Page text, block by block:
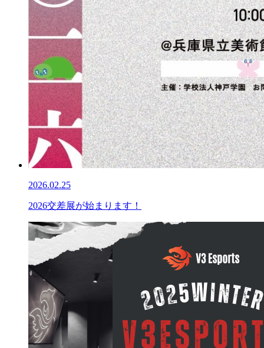
2026.02.25
2026交差展が始まります！